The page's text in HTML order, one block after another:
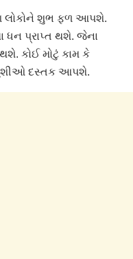
લોકોને શુભ ફળ આપશે.
પ્રાપ્ત થશે. જેના
કોઈ મોટું કામ કે
દસ્તક આપશે.